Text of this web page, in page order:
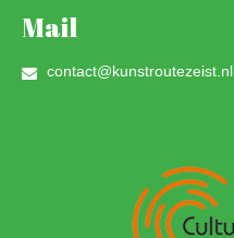
Mail
contact@kunstroutezeist.nl